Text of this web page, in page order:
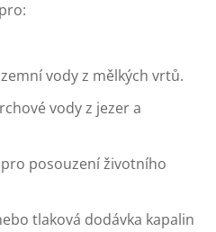
vody z mělkých vrtů.
vody z jezer a
posouzení životního
tlaková dodávka kapalin